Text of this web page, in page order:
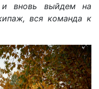
вновь выйдем на
вся команда к